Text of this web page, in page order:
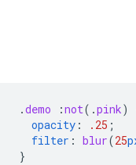
.demo :not( .pink)
opacity : .25 ;
filter : blur(25
}